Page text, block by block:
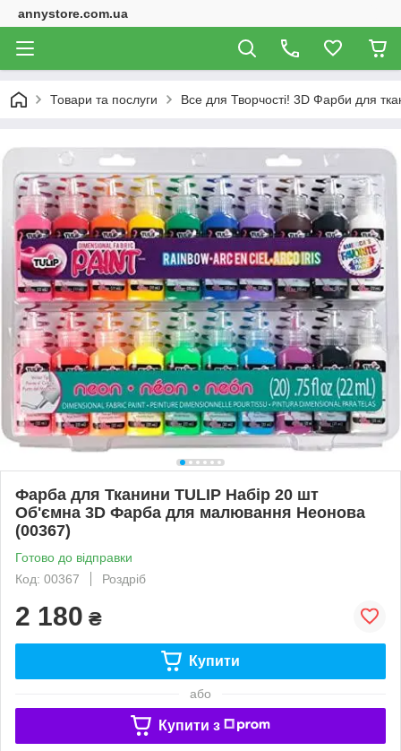
annystore.com.ua
Товари та послуги Все для Творчості! 3D Фарби для
Фарба для Тканини TULIP Набір 20 шт
Об'ємна 3D Фарба для малювання Неонова
(00367)
Готово до відправки
Код: 00367
Роздріб
2 180 ₴
Купити
або
Купити з